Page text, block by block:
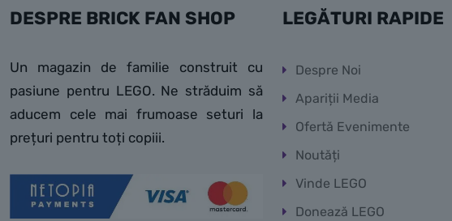
DESPRE BRICK FAN SHOP
Un magazin de familie construit cu
pasiune pentru LEGO. Ne străduim să
aducem cele mai frumoase seturi la
prețuri pentru toți copiii.
LEGĂTURI RAPIDE
Despre Noi
Apariții Media
Ofertă Evenimente
Noutăți
Vinde LEGO
Donează LEGO